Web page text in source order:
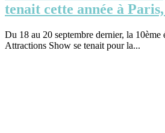
tenait cette année à
Du 18 au 20 septembre dernier, la 10ème
Attractions Show se tenait pour la...